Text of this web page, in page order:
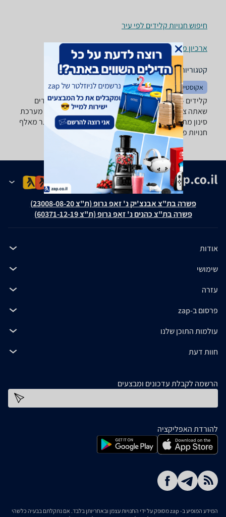
חיפוש חנויות קלידים לפי עיר
ארכיון מוצרים
קטגוריות משלימות
אקוסטיקה
קלידים - ‏152.4 ‏ס"מ ‏121.92 ‏ס"מ רוצה למצוא את הקלידים
שאתה צריך? רק בזאפ תמצא מאות ביקורות על קלידים מערכת
סינון מתקדמת לפי יצרן , סוג ועוד, השוואת מחירים ביותר מאלף
חנויות פנאי וספורט ותקבל החלטה חכמה!
פשרה בת"צ אבנצ'יק נ' זאפ גרופ (ת"צ 23008-08-20)
פשרה בת"צ כהנים נ' זאפ גרופ (ת"צ 60371-12-19)
אודות
שימושי
עזרה
פרסום ב-zap
עולמות התוכן שלנו
חוות דעת
הרשמה לקבלת עדכונים ומבצעים
להורדת האפליקציה
המידע המופיע ב- zap מסופק על ידי החנויות עצמן ובאחריותן בלבד. אם נתקלתם בבעיה כלשהי